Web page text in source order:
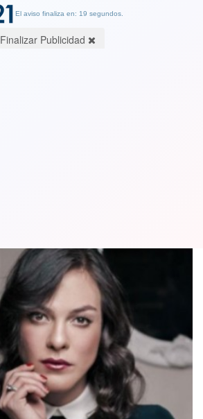
El aviso finaliza en: 19 segundos.
Finalizar Publicidad